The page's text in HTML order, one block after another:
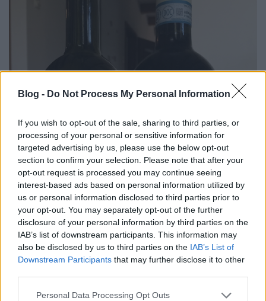
Blog - Do Not Process My Personal Information
If you wish to opt-out of the sale, sharing to third parties, or
processing of your personal or sensitive information for
targeted advertising by us, please use the below opt-out
section to confirm your selection. Please note that after your
opt-out request is processed you may continue seeing
interest-based ads based on personal information utilized by
us or personal information disclosed to third parties prior to
your opt-out. You may separately opt-out of the further
disclosure of your personal information by third parties on the
IAB’s list of downstream participants. This information may
also be disclosed by us to third parties on the IAB’s List of
Downstream Participants that may further disclose it to other
Please note that this website/app uses one or more Google
Personal Data Processing Opt Outs